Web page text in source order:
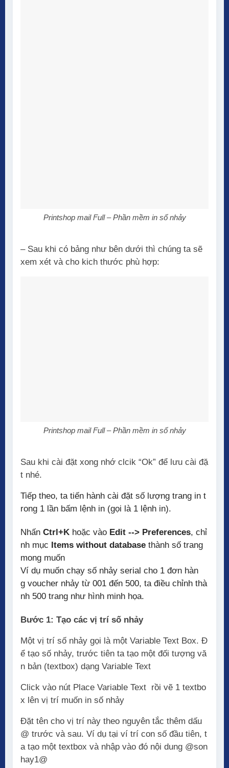
Printshop mail Full – Phần mềm in số nhảy
– Sau khi có bảng như bên dưới thì chúng ta sẽ
xem xét và cho kich thước phù hợp:
Printshop mail Full – Phần mềm in số nhảy
Sau khi cài đặt xong nhớ clcik “Ok” để lưu cài đặ
t nhé.
Tiếp theo, ta tiến hành cài đặt số lượng trang in t
rong 1 lần bấm lệnh in (gọi là 1 lệnh in).
Nhấn Ctrl+K hoặc vào Edit --> Preferences, chỉ
nh mục Items without database thành số trang
mong muốn
Ví dụ muốn chạy số nhảy serial cho 1 đơn hàn
g voucher nhảy từ 001 đến 500, ta điều chỉnh thà
nh 500 trang như hình minh họa.
Bước 1: Tạo các vị trí số nhảy
Một vị trí số nhảy gọi là một Variable Text Box. Đ
ể tạo số nhảy, trước tiên ta tạo một đối tượng vă
n bản (textbox) dạng Variable Text
Click vào nút Place Variable Text rồi vẽ 1 textbo
x lên vị trí muốn in số nhảy
Đặt tên cho vị trí này theo nguyên tắc thêm dấu
@ trước và sau. Ví dụ tại ví trí con số đầu tiên, t
a tạo một textbox và nhập vào đó nội dung @son
hay1@